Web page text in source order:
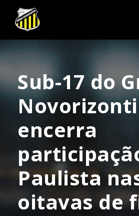
Sub-17 do
encerra
Paulista
oitavas de